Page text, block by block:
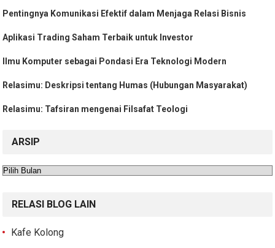
Pentingnya Komunikasi Efektif dalam Menjaga Relasi Bisnis
Aplikasi Trading Saham Terbaik untuk Investor
Ilmu Komputer sebagai Pondasi Era Teknologi Modern
Relasimu: Deskripsi tentang Humas (Hubungan Masyarakat)
Relasimu: Tafsiran mengenai Filsafat Teologi
ARSIP
Arsip
RELASI BLOG LAIN
Kafe Kolong